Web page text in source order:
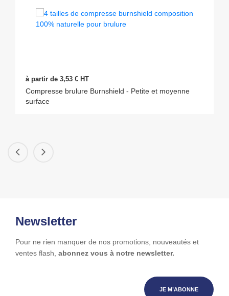
à partir de 3,53 € HT
Compresse brulure Burnshield - Petite et moyenne
surface
Newsletter
Pour ne rien manquer de nos promotions, nouveautés et
ventes flash, abonnez vous à notre newsletter.
JE M’ABONNE